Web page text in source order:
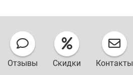
Отзывы Скидки Контакты